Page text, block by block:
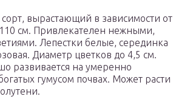
вырастающий в зависимости от
см. Привлекателен нежными,
Лепестки белые, серединка
Диаметр цветков до 4,5 см.
развивается на умеренно
гумусом почвах. Может расти